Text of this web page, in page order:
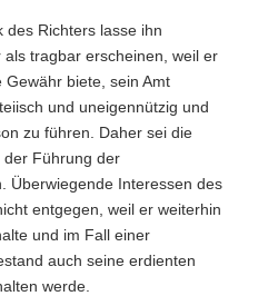
des Richters lasse ihn
tragbar erscheinen, weil er
biete, sein Amt
und uneigennützig und
zu führen. Daher sei die
der Führung der
Überwiegende Interessen des
entgegen, weil er weiterhin
und im Fall einer
auch seine erdienten
werde.